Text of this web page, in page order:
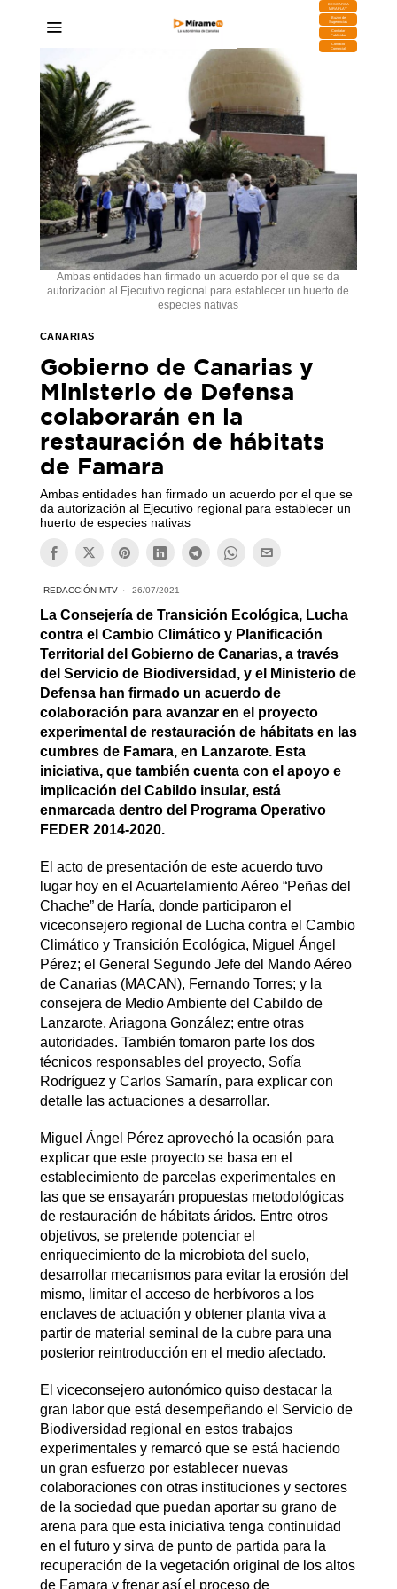
DESCARGA
MIRAPLAY
Buzón de
Sugerencias
Contratar
Publicidad
Contacto
Comercial
Ambas entidades han firmado un acuerdo por el que se da
autorización al Ejecutivo regional para establecer un huerto de
especies nativas
CANARIAS
Gobierno de Canarias y
Ministerio de Defensa
colaborarán en la
restauración de hábitats
de Famara
Ambas entidades han firmado un acuerdo por el que se
da autorización al Ejecutivo regional para establecer un
huerto de especies nativas
REDACCIÓN MTV 26/07/2021
La Consejería de Transición Ecológica, Lucha
contra el Cambio Climático y Planificación
Territorial del Gobierno de Canarias, a través
del Servicio de Biodiversidad, y el Ministerio de
Defensa han firmado un acuerdo de
colaboración para avanzar en el proyecto
experimental de restauración de hábitats en las
cumbres de Famara, en Lanzarote. Esta
iniciativa, que también cuenta con el apoyo e
implicación del Cabildo insular, está
enmarcada dentro del Programa Operativo
FEDER 2014-2020.
El acto de presentación de este acuerdo tuvo
lugar hoy en el Acuartelamiento Aéreo “Peñas del
Chache” de Haría, donde participaron el
viceconsejero regional de Lucha contra el Cambio
Climático y Transición Ecológica, Miguel Ángel
Pérez; el General Segundo Jefe del Mando Aéreo
de Canarias (MACAN), Fernando Torres; y la
consejera de Medio Ambiente del Cabildo de
Lanzarote, Ariagona González; entre otras
autoridades. También tomaron parte los dos
técnicos responsables del proyecto, Sofía
Rodríguez y Carlos Samarín, para explicar con
detalle las actuaciones a desarrollar.
Miguel Ángel Pérez aprovechó la ocasión para
explicar que este proyecto se basa en el
establecimiento de parcelas experimentales en
las que se ensayarán propuestas metodológicas
de restauración de hábitats áridos. Entre otros
objetivos, se pretende potenciar el
enriquecimiento de la microbiota del suelo,
desarrollar mecanismos para evitar la erosión del
mismo, limitar el acceso de herbívoros a los
enclaves de actuación y obtener planta viva a
partir de material seminal de la cubre para una
posterior reintroducción en el medio afectado.
El viceconsejero autonómico quiso destacar la
gran labor que está desempeñando el Servicio de
Biodiversidad regional en estos trabajos
experimentales y remarcó que se está haciendo
un gran esfuerzo por establecer nuevas
colaboraciones con otras instituciones y sectores
de la sociedad que puedan aportar su grano de
arena para que esta iniciativa tenga continuidad
en el futuro y sirva de punto de partida para la
recuperación de la vegetación original de los altos
de Famara y frenar así el proceso de